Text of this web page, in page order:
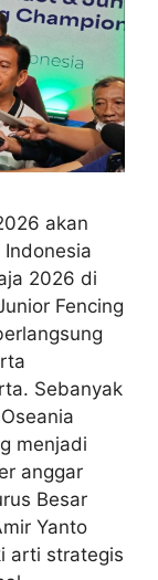
akan
2026 di
Fencing
Sebanyak
menjadi
anggar
Besar
Yanto
arti strategis